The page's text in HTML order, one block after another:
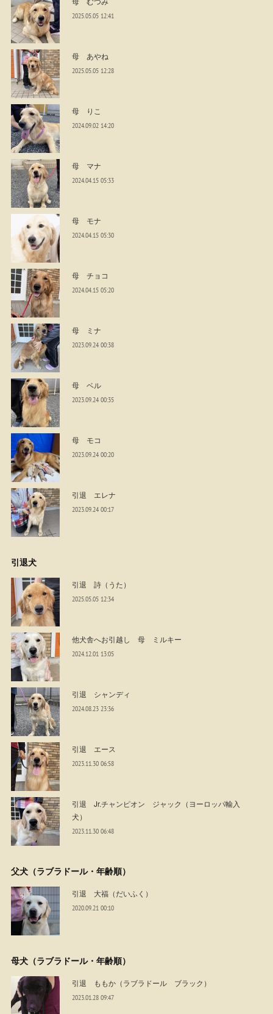
2025.05.05 12:41
母 あやね
2025.05.05 12:28
母 りこ
2024.09.02 14:20
母 マナ
2024.04.15 05:33
母 モナ
2024.04.15 05:30
母 チョコ
2024.04.15 05:20
母 ミナ
2023.09.24 00:38
母 ベル
2023.09.24 00:35
母 モコ
2023.09.24 00:20
引退 エレナ
2023.09.24 00:17
引退犬
引退 詩（うた）
2025.05.05 12:34
他犬舎へお引越し 母 ミルキー
2024.12.01 13:05
引退 シャンディ
2024.08.23 23:36
引退 エース
2023.11.30 06:58
引退 Jr.チャンピオン ジャック（ヨーロッパ輸入
犬）
2023.11.30 06:48
父犬（ラブラドール・年齢順）
引退 大福（だいふく）
2020.09.21 00:10
母犬（ラブラドール・年齢順）
引退 ももか（ラブラドール ブラック）
2023.01.28 09:47